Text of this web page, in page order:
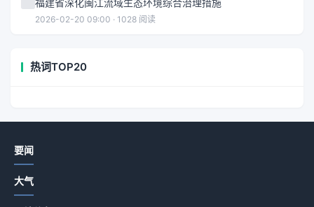
2026-02-20 09:00 · 1028 阅读
热词TOP20
要闻
大气